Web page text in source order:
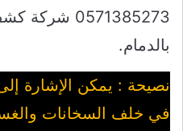
0571385273
بالدمام.
نصيحة : يمكن الإشارة
في خلف السخانات